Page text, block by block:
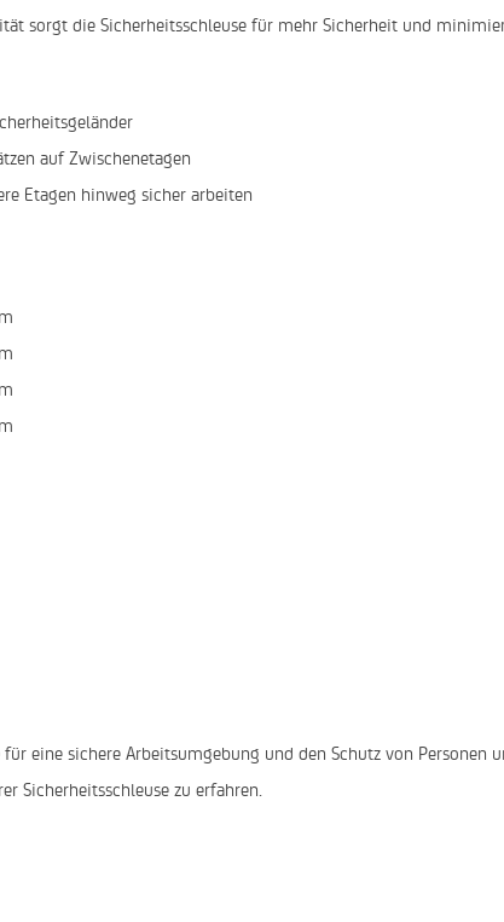
sorgt die Sicherheitsschleuse für mehr Sicherheit und
auf Zwischenetagen
Etagen hinweg sicher arbeiten
für eine sichere Arbeitsumgebung und den Schutz von
Sicherheitsschleuse zu erfahren.